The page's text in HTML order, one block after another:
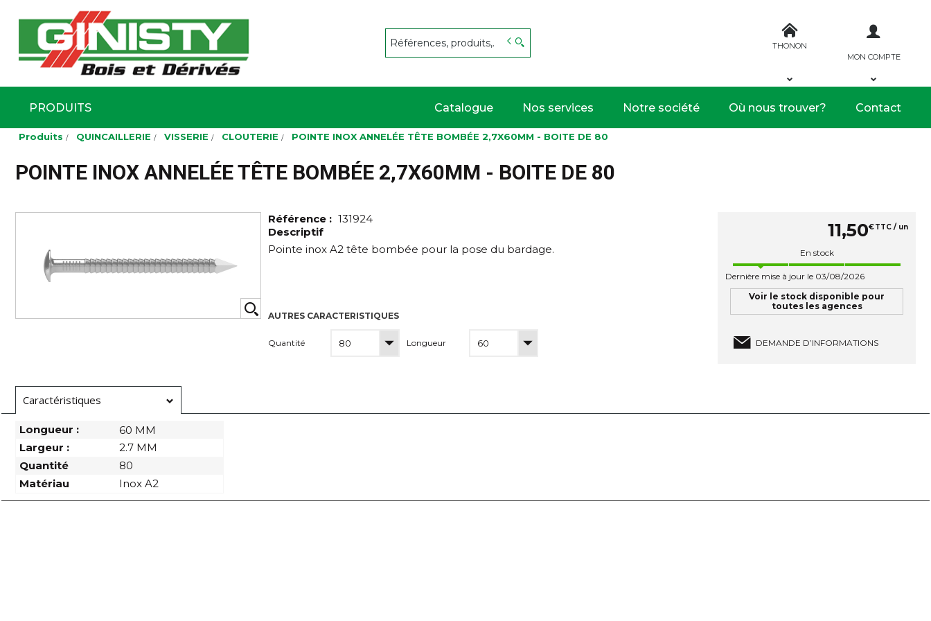
Aller
principal
THONON
MON COMPTE
PRODUITS Catalogue Nos services Notre société Où nous trouver? Contact
Produits QUINCAILLERIE VISSERIE CLOUTERIE POINTE INOX ANNELÉE TÊTE BOMBÉE 2,7X60MM - BOITE DE 80
POINTE INOX ANNELÉE TÊTE BOMBÉE 2,7X60MM - BOITE DE 80
Référence : 131924
Descriptif
Pointe inox A2 tête bombée pour la pose du bardage.
AUTRES CARACTERISTIQUES
Quantité Longueur
11,50€TTC / un
En stock
Dernière mise à jour le 03/08/2026
Voir le stock disponible pour
toutes les agences
DEMANDE D’INFORMATIONS
Caractéristiques
Longueur :
60 MM
Largeur :
2.7 MM
Quantité
80
Matériau
Inox A2